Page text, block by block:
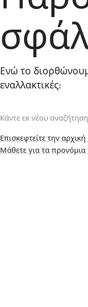
Ενώ το
εναλλακτικές:
Κάντε εκ νέου
Επισκεφτείτε την
Μάθετε για τα